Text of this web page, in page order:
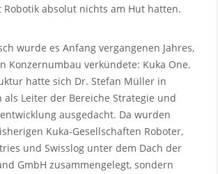
Robotik absolut nichts am Hut hatten.
wurde es Anfang vergangenen Jahres,
Konzernumbau verkündete: Kuka One.
hatte sich Dr. Stefan Müller in
als Leiter der Bereiche Strategie und
ausgedacht. Da wurden
Kuka-Gesellschaften Roboter,
und Swisslog unter dem Dach der
GmbH zusammengelegt, sondern